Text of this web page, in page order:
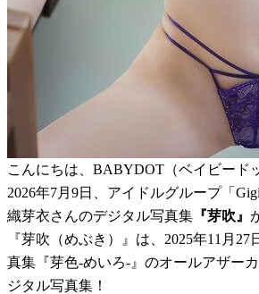
こんにちは、BABYDOT（ベイビード
2026年7月9日、アイドルグループ「
織芽衣さんのデジタル写真集 『芽吹』
『芽吹（めぶき）』は、2025年11月27
真集『芽色-めいろ-』のオールアザー
ジタル写真集！